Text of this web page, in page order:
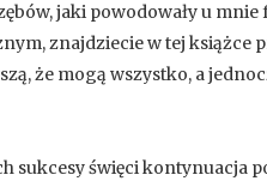
jaki powodowały u
znajdziecie w tej książce
że mogą wszystko, a
sukcesy święci kontynuacja